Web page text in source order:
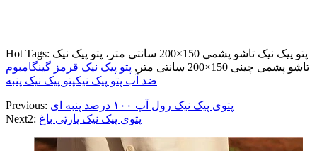
Hot Tags: پتو پیک نیک تاشو پشمی 150×200 سانتی متر، پتو پیک نیک
تاشو پشمی چینی 150×200 سانتی متر,
پتو پیک نیک قرمز گینگامبوم
ضد آب پتو پیک نیکپتو پیک نیک پنبه
Previous:
پتوی پیک نیک رول آپ ۱۰۰ درصد پنبه ای
Next2: پتوی پیک نیک پارتی باغ